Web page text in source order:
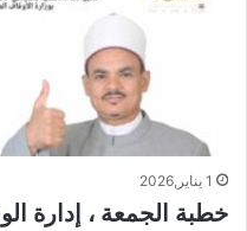
1 يناير,2026
خطبة الجمعة ، إدارة